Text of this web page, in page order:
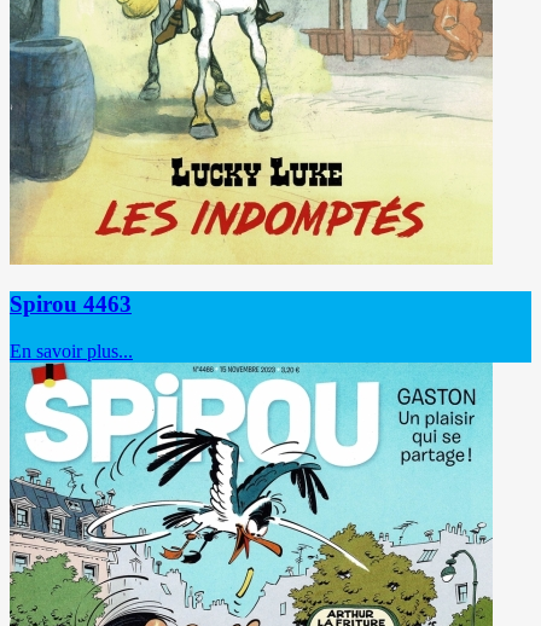
Spirou 4463
En savoir plus...